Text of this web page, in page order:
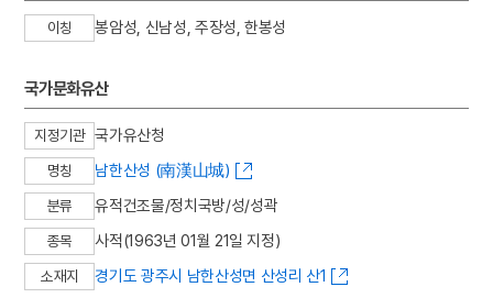
이칭 봉암성, 신남성, 주장성, 한봉성
국가문화유산
지정기관 국가유산청
명칭 남한산성 (南漢山城)
분류 유적건조물/정치국방/성/성곽
종목 사적(1963년 01월 21일 지정)
소재지 경기도 광주시 남한산성면 산성리 산1